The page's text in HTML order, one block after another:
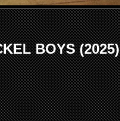
BOYS (2025)